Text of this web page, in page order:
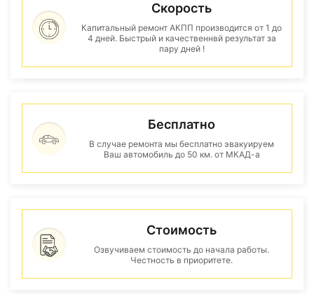
Скорость
Капитальный ремонт АКПП производится от 1 до
4 дней. Быстрый и качественнвй результат за
пару дней !
Бесплатно
В случае ремонта мы бесплатно эвакуируем
Ваш автомобиль до 50 км. от МКАД-а
Стоимость
Озвучиваем стоимость до начала работы.
Честность в приоритете.